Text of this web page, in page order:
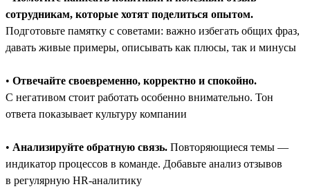
сотрудникам, которые хотят поделиться опытом.
Подготовьте памятку с советами: важно избегать общих фраз,
давать живые примеры, описывать как плюсы, так и минусы
• Отвечайте своевременно, корректно и спокойно.
С негативом стоит работать особенно внимательно. Тон
ответа показывает культуру компании
• Анализируйте обратную связь. Повторяющиеся темы —
индикатор процессов в команде. Добавьте анализ отзывов
в регулярную HR-аналитику